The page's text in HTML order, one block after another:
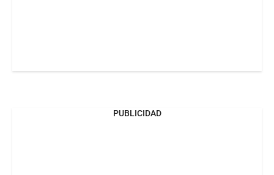
PUBLICIDAD